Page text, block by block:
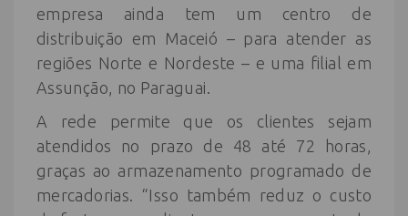
empresa ainda tem um centro de
distribuição em Maceió – para atender as
regiões Norte e Nordeste – e uma filial em
Assunção, no Paraguai.
A rede permite que os clientes sejam
atendidos no prazo de 48 até 72 horas,
graças ao armazenamento programado de
mercadorias. “Isso também reduz o custo